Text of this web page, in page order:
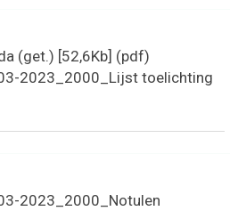
(get.) [52,6Kb] (pdf)
2023_2000_Lijst toelichting
2023_2000_Notulen